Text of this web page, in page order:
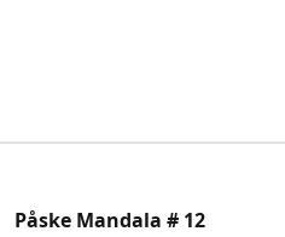
Påske Mandala # 12